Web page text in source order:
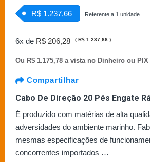
R$ 1.237,66 Referente a 1 unidade
6x de R$ 206,28 ( R$ 1.237,66 )
Ou R$ 1.175,78 a vista no Dinheiro ou PIX
Compartilhar
Cabo De Direção 20 Pés Engate
É produzido com matérias de alta
adversidades do ambiente marinho.
mesmas especificações de
concorrentes importados …